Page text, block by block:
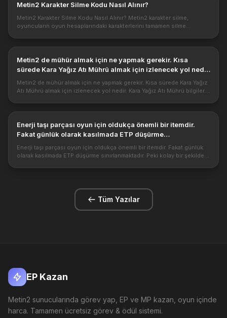
Metin2 Karakter Silme Kodu Nasıl Alınır?
Metin2 Karakter Silme Kodu Nasıl Alınır? Metin2 karakter silme,
oyuncuların oyun hesaplarındaki karakterlerini tamamen silme
Metin2 de mühür almak için ne yapmak gerekir. Kısa
sürede Kara Yağız Atı Mührü almak için izlenecek yol nedir.
Kara Yağız Atı Mührü bilgiler.
Metin2 de mühür almak için ne yapmak gerekir. Kısa sürede Kara Yağız
Atı Mührü almak için izlenecek yol nedir. Kara Yağız Atı Mührü bilgiler.
Enerji taşı parçası oyun için oldukça önemli bir itemdir.
Fakat günlük olarak kasılmada ETP düşürme
sınırlanmaktadır. Peki kolay bir şekilde ETP kasmayı nasıl
yapabiliriz?
Enerji taşı parçası oyun için oldukça önemli bir itemdir. Fakat günlük
olarak kasılmada ETP düşürme sınırlanmaktadır. Peki kolay bir şekilde
Tüm Yazılar
EP Kazan
Metin2 sunucularında görev yap, EP ve MP kazan, oyun içinde
harca. Tamamen ücretsiz görev & ödül sistemi.